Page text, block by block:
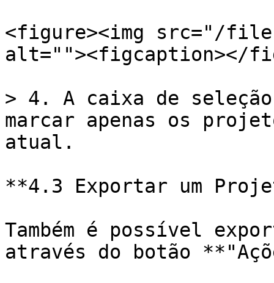
<figure><img src="/files/
alt=""><figcaption></
> 4. A caixa de
marcar apenas os
atual.
**4.3 Exportar um
Também é possível
através do botão